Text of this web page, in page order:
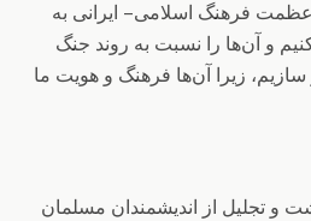
عظمت فرهنگ اسلامی– ایرانی به
و آن‌ها را نسبت به روند جنگ
زیرا آن‌ها فرهنگ و هویت ما
و تجلیل از اندیشمندان مسلمان